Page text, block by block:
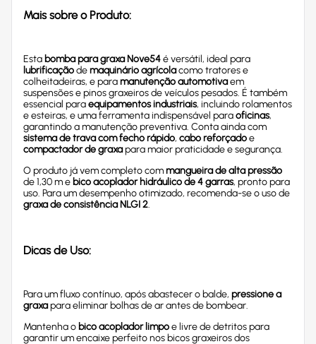
Mais sobre o Produto:
Esta bomba para graxa Nove54é versátil, ideal para
lubrificaçãodemaquinário agrícolacomo tratores e
colheitadeiras, e paramanutenção automotivaem
suspensões e pinos graxeiros de veículos pesados. É também
essencial paraequipamentos industriais, incluindo rolamentos
e esteiras, e uma ferramenta indispensável paraoficinas,
garantindo a manutenção preventiva. Conta ainda com
sistema de trava com fecho rápido, cabo reforçadoe
compactador de graxapara maior praticidade e segurança.
O produto já vem completo commangueira de alta pressão
de 1,30 m e bico acoplador hidráulico de 4 garras, pronto para
uso. Para um desempenho otimizado, recomenda-se o uso de
graxa de consistência NLGI 2.
Dicas de Uso:
Para um fluxo contínuo, após abastecer o balde, pressione a
graxapara eliminar bolhas de ar antes de bombear.
Mantenha o bico acoplador limpoe livre de detritos para
garantir um encaixe perfeito nos bicos graxeiros dos